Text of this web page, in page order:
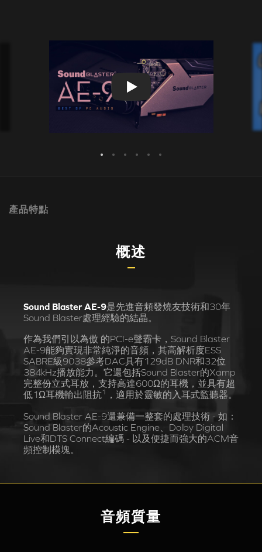
產品特點
概述
Sound Blaster AE-9是先進音頻發燒友技術和30年
Sound Blaster處理經驗的結晶。
作為我們引以為傲 的PCI-e聲霸卡，Sound Blaster
AE-9能夠實現非常純淨的音頻，其高解析度ESS
SABRE級9038參考DAC具有129dB DNR和32位
384kHz播放能力。它還包括Sound Blaster的Xamp
完整份立式耳放，支持高達600Ω的耳機，並具有超
低1Ω耳機輸出阻抗1 ，適用於靈敏的入耳式監聽器。
Sound Blaster AE-9還兼備一整套的處理技術 - 如：
Sound Blaster的Acoustic Engine、Dolby Digital
Live和DTS Connect編碼 - 以及便捷而強大的ACM音
頻控制模塊。
音頻質量